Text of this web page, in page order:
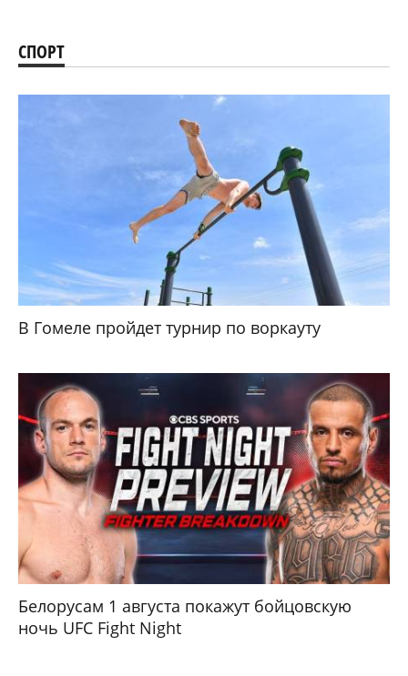
СПОРТ
В Гомеле пройдет турнир по воркауту
Белорусам 1 августа покажут бойцовскую
ночь UFC Fight Night